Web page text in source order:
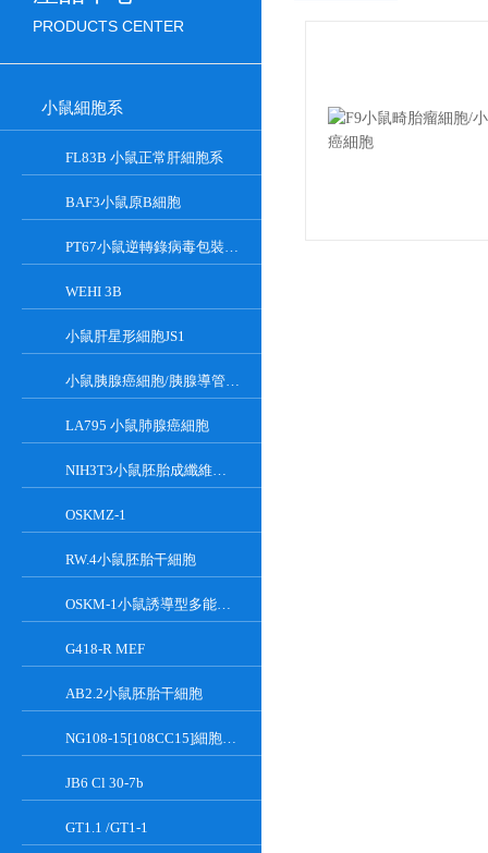
PRODUCTS CENTER
小鼠細胞系
FL83B 小鼠正常肝細胞系
BAF3小鼠原B細胞
PT67小鼠逆轉錄病毒包裝細胞
WEHI 3B
小鼠肝星形細胞JS1
小鼠胰腺癌細胞/胰腺導管癌PAN02
LA795 小鼠肺腺癌細胞
NIH3T3小鼠胚胎成纖維細胞
OSKMZ-1
RW.4小鼠胚胎干細胞
OSKM-1小鼠誘導型多能干細胞
G418-R MEF
AB2.2小鼠胚胎干細胞
NG108-15[108CC15]細胞系|小鼠神經母瘤與大鼠膠質瘤之融合細胞
JB6 Cl 30-7b
GT1.1 /GT1-1